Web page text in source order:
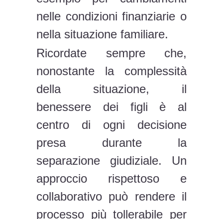
nelle condizioni finanziarie o
nella situazione familiare.
Ricordate sempre che,
nonostante la complessità
della situazione, il
benessere dei figli è al
centro di ogni decisione
presa durante la
separazione giudiziale. Un
approccio rispettoso e
collaborativo può rendere il
processo più tollerabile per